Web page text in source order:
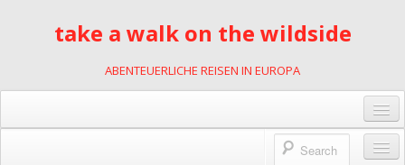
take a walk on the wildside
ABENTEUERLICHE REISEN IN EUROPA